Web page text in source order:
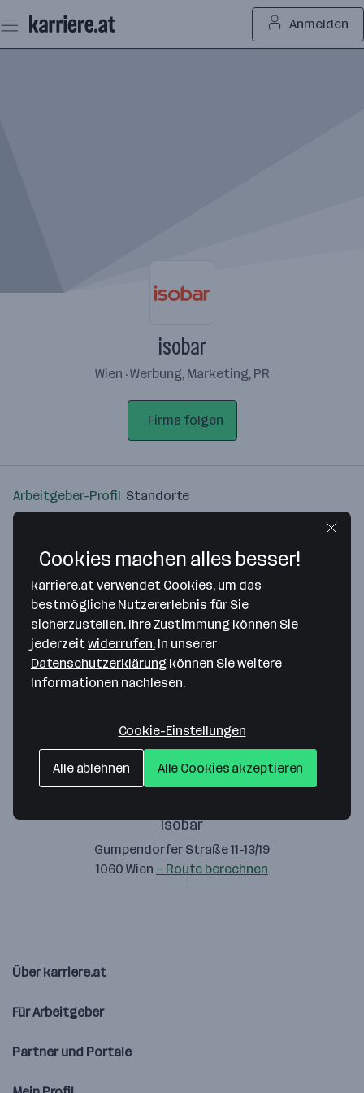
Seiteninhalt
springen
Anmelden
isobar
Wien · Werbung, Marketing, PR
Firma folgen
Arbeitgeber-Profil Standorte
Bitte stimme unseren Cookie-
Richtlinien zu, um diese Karte
anzuzeigen.
isobar
Gumpendorfer Straße 11-13/19
1060 Wien — Route berechnen
Über karriere.at
Für Arbeitgeber
Partner und Portale
Cookies machen alles besser!
karriere.at verwendet Cookies, um das
bestmögliche Nutzererlebnis für Sie
sicherzustellen. Ihre Zustimmung können Sie
jederzeitwiderrufen. In unserer
Datenschutzerklärung können Sie weitere
Informationen nachlesen.
Cookie-Einstellungen
Alle ablehnen Alle Cookies akzeptieren